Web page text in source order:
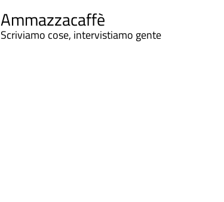
Ammazzacaffè
Scriviamo cose, intervistiamo gente